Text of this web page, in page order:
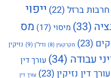
חרבות ברזל (22)
ייפוי
(33) מיסוי (17)
מס
(23) מקרקעין (8) נדל"ן(9)
נזיקין
עבודה (34)
עורך דין
עורך דין נזיקין(23) עורך דין